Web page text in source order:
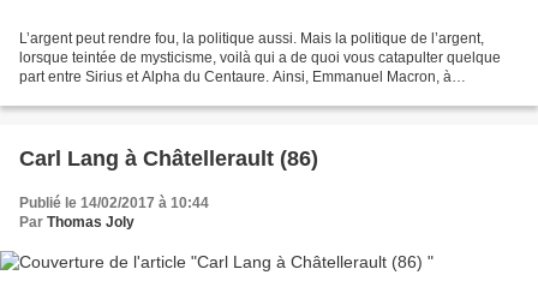
L’argent peut rendre fou, la politique aussi. Mais la politique de l’argent,
lorsque teintée de mysticisme, voilà qui a de quoi vous catapulter quelque
part entre Sirius et Alpha du Centaure. Ainsi, Emmanuel Macron, à
Carl Lang à Châtellerault (86)
Publié le 14/02/2017 à 10:44
Par Thomas Joly